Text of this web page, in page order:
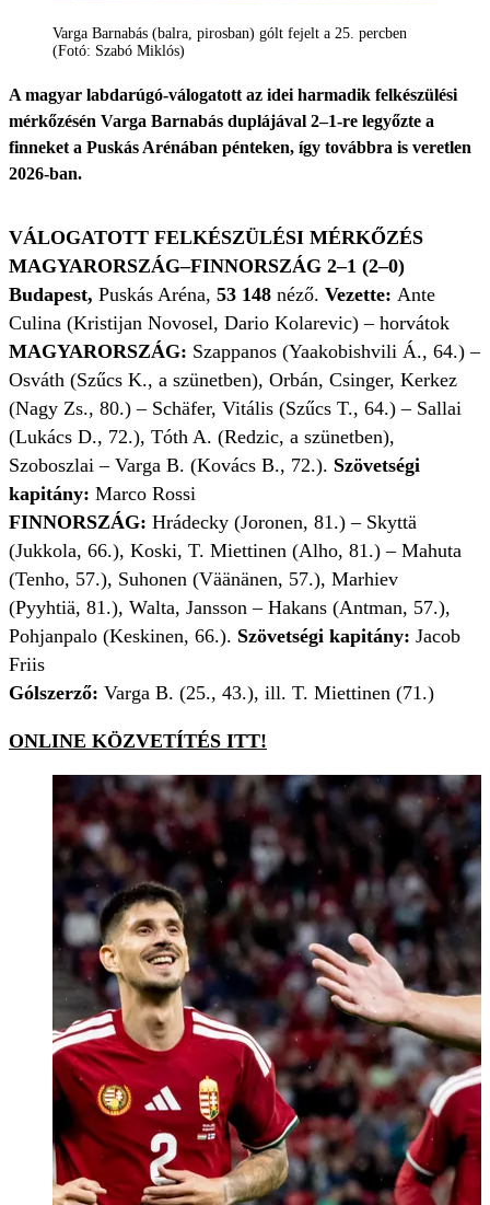
Varga Barnabás (balra, pirosban) gólt fejelt a 25. percben
(Fotó: Szabó Miklós)
A magyar labdarúgó-válogatott az idei harmadik felkészülési
mérkőzésén Varga Barnabás duplájával 2–1-re legyőzte a
finneket a Puskás Arénában pénteken, így továbbra is veretlen
2026-ban.
VÁLOGATOTT FELKÉSZÜLÉSI MÉRKŐZÉS
MAGYARORSZÁG–FINNORSZÁG 2–1 (2–0)
Budapest, Puskás Aréna, 53 148 néző. Vezette: Ante
Culina (Kristijan Novosel, Dario Kolarevic) – horvátok
MAGYARORSZÁG: Szappanos (Yaakobishvili Á., 64.) –
Osváth (Szűcs K., a szünetben), Orbán, Csinger, Kerkez
(Nagy Zs., 80.) – Schäfer, Vitális (Szűcs T., 64.) – Sallai
(Lukács D., 72.), Tóth A. (Redzic, a szünetben),
Szoboszlai – Varga B. (Kovács B., 72.). Szövetségi
kapitány: Marco Rossi
FINNORSZÁG: Hrádecky (Joronen, 81.) – Skyttä
(Jukkola, 66.), Koski, T. Miettinen (Alho, 81.) – Mahuta
(Tenho, 57.), Suhonen (Väänänen, 57.), Marhiev
(Pyyhtiä, 81.), Walta, Jansson – Hakans (Antman, 57.),
Pohjanpalo (Keskinen, 66.). Szövetségi kapitány: Jacob
Friis
Gólszerző: Varga B. (25., 43.), ill. T. Miettinen (71.)
ONLINE KÖZVETÍTÉS ITT!